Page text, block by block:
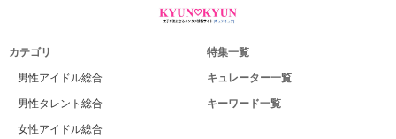
カテゴリ
男性アイドル総合
男性タレント総合
女性アイドル総合
特集一覧
キュレーター一覧
キーワード一覧